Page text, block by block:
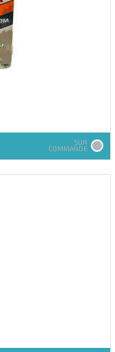
SUR
COMMANDE